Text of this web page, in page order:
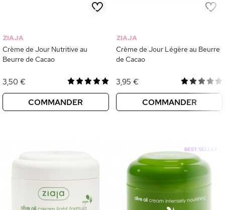
ZIAJA
Crème de Jour Nutritive au
Beurre de Cacao
3,50 €
COMMANDER
ZIAJA
Crème de Jour Légère au Beurre
de Cacao
3,95 €
COMMANDER